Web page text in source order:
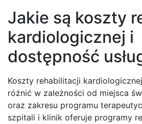
Jakie są koszty
kardiologicznej i
dostępność
Koszty rehabilitacji
różnić w zależności od miejsca
oraz zakresu programu
szpitali i klinik oferuje programy